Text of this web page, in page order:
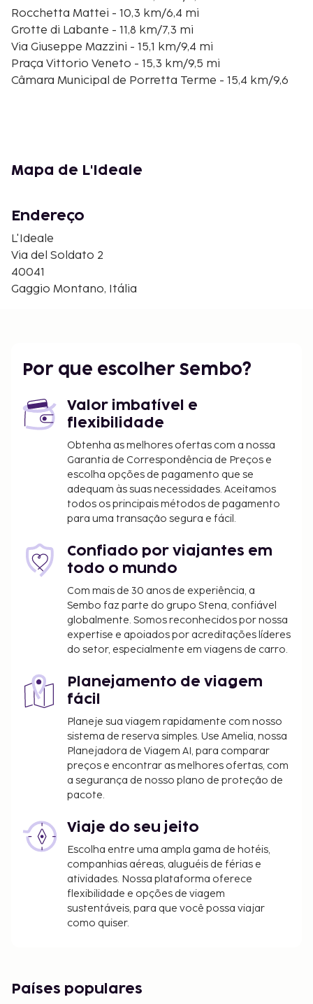
Rocchetta Mattei - 10,3 km/6,4 mi
Grotte di Labante - 11,8 km/7,3 mi
Via Giuseppe Mazzini - 15,1 km/9,4 mi
Praça Vittorio Veneto - 15,3 km/9,5 mi
Câmara Municipal de Porretta Terme - 15,4 km/9,6
Torre Rangoni de Rosola - 16,3 km/10,1 mi
Parco regionale del Corno alle Scale - 18,8 km/11,7 mi
Museum of Giorgio Morandi (Museu de Giorgio
Morandi) - 19,7 km/12,2 mi
Castelo Manservisi - 20,7 km/12,9 mi
O aeroporto principal mais próximo é o de
Planeia um evento em Gaggio Montano? Este hotel
dispõe de uma zona para conferências e de salas de
quadrados. Há estacionamento grátis no local.
Desfrute de fantásticas vistas a partir do jardim ou
tire partido das várias comodidades e serviços ao
seu dispor, incluindo Wi-fi grátis e serviço de baby-
sitter (sobretaxa). Este hotel disponibiliza ainda
apoio para excursões/compra de bilhetes e um
salão de banquetes. Não faltam opções neste hotel
oferta gastronómica local, incluindo 2 restaurantes
e 2 cafetarias. Aproveite ainda para tomar um copo
entre dois dedos de conversa num dos 2
bares/lounges. Comece as suas manhãs da melhor
forma com um pequeno-almoço buffet grátis,
servido diariamente entre as 7:00 e as 10:30. Este
alojamento recebeu a classificação de estrelas
Todas as pessoas alojadas, incluindo crianças,
deverão estar presentes durante o registo de
identificação ou passaporte.
Devido às regulamentações nacionais, as
transações em numerário neste alojamento
não poderão exceder 5000 EUR. Para mais
informações, contacte o alojamento através
reserva.
Mapa de L'Ideale
Endereço
L'Ideale
Via del Soldato 2
40041
Gaggio Montano, Itália
Por que escolher Sembo?
Valor imbatível e
flexibilidade
Obtenha as melhores ofertas com a nossa
Garantia de Correspondência de Preços e
escolha opções de pagamento que se
adequam às suas necessidades. Aceitamos
todos os principais métodos de pagamento
para uma transação segura e fácil.
Confiado por viajantes em
todo o mundo
Com mais de 30 anos de experiência, a
Sembo faz parte do grupo Stena, confiável
globalmente. Somos reconhecidos por nossa
expertise e apoiados por acreditações líderes
do setor, especialmente em viagens de carro.
Planejamento de viagem
fácil
Planeje sua viagem rapidamente com nosso
sistema de reserva simples. Use Amelia, nossa
Planejadora de Viagem AI, para comparar
preços e encontrar as melhores ofertas, com
a segurança de nosso plano de proteção de
pacote.
Viaje do seu jeito
Escolha entre uma ampla gama de hotéis,
companhias aéreas, aluguéis de férias e
atividades. Nossa plataforma oferece
flexibilidade e opções de viagem
sustentáveis, para que você possa viajar
como quiser.
Países populares